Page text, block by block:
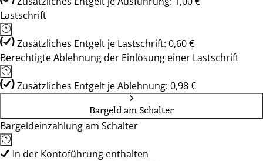
Lastschrift
Zusätzliches Entgelt je Lastschrift: 0,60 €
Berechtigte Ablehnung der Einlösung einer Lastschrift
Zusätzliches Entgelt je Ablehnung: 0,98 €
Bargeld am Schalter
Bargeldeinzahlung am Schalter
In der Kontoführung enthalten